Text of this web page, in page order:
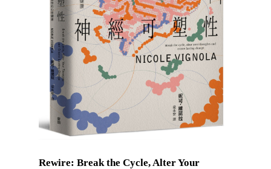
Rewire: Break the Cycle, Alter Your